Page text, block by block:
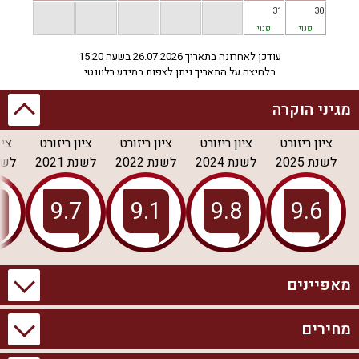
30
פנוי
31
פנוי
עודכן לאחרונה בתאריך 26.07.2026 בשעה 15:20
בלחיצה על התאריך ניתן לצפות במידע רלוונטי
מגיני הוקרה
ציון ריזורט
לשנת2025
ציון ריזורט
לשנת2024
ציון ריזורט
לשנת2022
ציון ריזורט
לשנת 2021
מאפיינים
מידע כללימחירים